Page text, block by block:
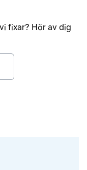
fixar? Hör av dig